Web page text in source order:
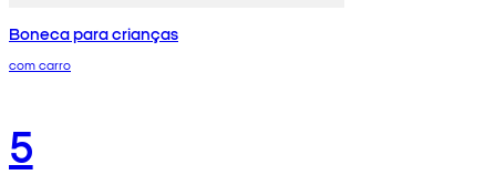
Boneca para crianças
com carro
5